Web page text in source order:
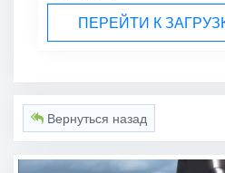
ПЕРЕЙТИ К
Вернуться назад